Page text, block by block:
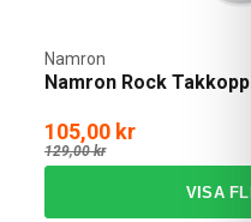
Namron Rock Takkopp
Namron
105,00 kr
129,00 kr